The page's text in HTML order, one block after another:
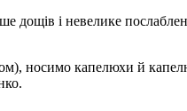
дощів і невелике
носимо капелюхи й